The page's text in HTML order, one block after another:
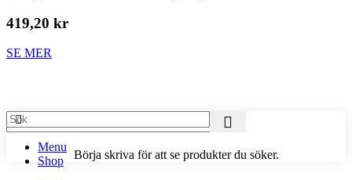
419,20 kr
SE MER
Börja skriva för att se produkter du söker.
Menu
Shop